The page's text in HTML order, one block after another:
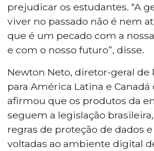
prejudicar os estudantes. “A
viver no passado não é nem
que é um pecado com a
e com o nosso futuro”, disse.
Newton Neto, diretor-geral de
para América Latina e Canadá
afirmou que os produtos da
seguem a legislação
regras de proteção de dados
voltadas ao ambiente digital